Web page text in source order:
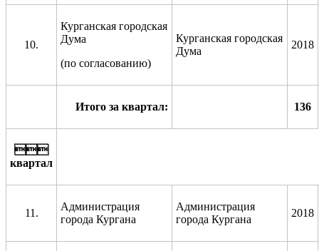
10.
Курганская городская
Дума
(по согласованию)
Курганская городская
Дума
2018
Итого за квартал: 136

квартал
11.
Администрация
города Кургана
Администрация
города Кургана
2018